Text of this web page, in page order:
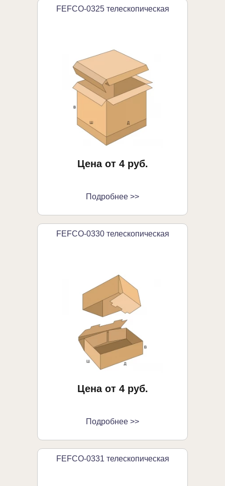
FEFCO-0325 телескопическая
Цена от 4 руб.
Подробнее >>
FEFCO-0330 телескопическая
Цена от 4 руб.
Подробнее >>
FEFCO-0331 телескопическая